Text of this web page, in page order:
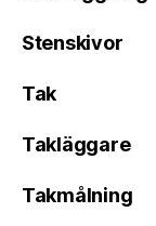
Stenskivor
Tak
Takläggare
Takmålning